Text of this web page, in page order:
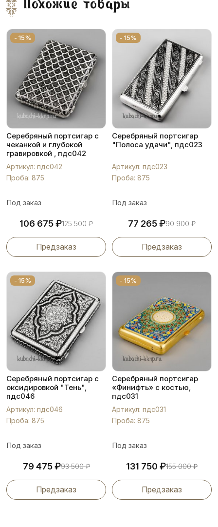
Похожие товары
- 15%
Серебряный портсигар с
чеканкой и глубокой
гравировкой , пдс042
Артикул: пдс042
Проба: 875
Под заказ
106 675₽125 500₽
Предзаказ
- 15%
Серебряный портсигар
"Полоса удачи", пдс023
Артикул: пдс023
Проба: 875
Под заказ
77 265₽90 900₽
Предзаказ
- 15%
Серебряный портсигар с
оксидировкой "Тень",
пдс046
Артикул: пдс046
Проба: 875
Под заказ
79 475₽93 500₽
Предзаказ
- 15%
Серебряный портсигар
«Финифть» с костью,
пдс031
Артикул: пдс031
Проба: 875
Под заказ
131 750 ₽155 000₽
Предзаказ